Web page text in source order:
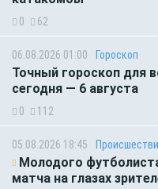
0 62
06.08.2026 01:00 Гороскоп
Точный гороскоп для
сегодня — 6 августа
0 112
05.08.2026 18:45
Молодого
матча на глазах